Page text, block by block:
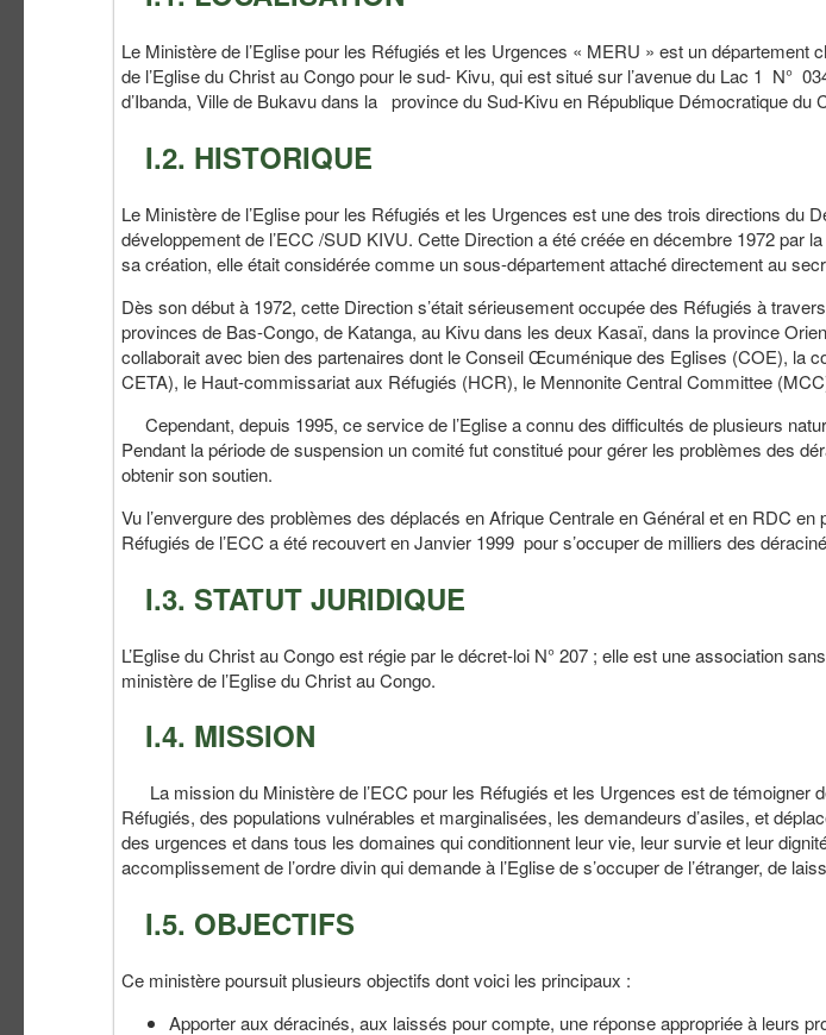
Le Ministère de l’Eglise pour les Réfugiés et les Urgences « MERU » est un département
de l’Eglise du Christ au Congo pour le sud- Kivu, qui est situé sur l’avenue du Lac 1 N°
d’Ibanda, Ville de Bukavu dans la province du Sud-Kivu en République Démocratique du
I.2. HISTORIQUE
Le Ministère de l’Eglise pour les Réfugiés et les Urgences est une des trois directions du
développement de l’ECC /SUD KIVU. Cette Direction a été créée en décembre 1972 par
sa création, elle était considérée comme un sous-département attaché directement au
Dès son début à 1972, cette Direction s’était sérieusement occupée des Réfugiés à
provinces de Bas-Congo, de Katanga, au Kivu dans les deux Kasaï, dans la province
collaborait avec bien des partenaires dont le Conseil Œcuménique des Eglises (COE), la
CETA), le Haut-commissariat aux Réfugiés (HCR), le Mennonite Central Committee
Cependant, depuis 1995, ce service de l’Eglise a connu des difficultés de plusieurs
Pendant la période de suspension un comité fut constitué pour gérer les problèmes des
obtenir son soutien.
Vu l’envergure des problèmes des déplacés en Afrique Centrale en Général et en RDC
Réfugiés de l’ECC a été recouvert en Janvier 1999 pour s’occuper de milliers des
I.3. STATUT JURIDIQUE
L’Eglise du Christ au Congo est régie par le décret-loi N° 207 ; elle est une association
ministère de l’Eglise du Christ au Congo.
I.4. MISSION
La mission du Ministère de l’ECC pour les Réfugiés et les Urgences est de témoigner
Réfugiés, des populations vulnérables et marginalisées, les demandeurs d’asiles, et
des urgences et dans tous les domaines qui conditionnent leur vie, leur survie et leur
accomplissement de l’ordre divin qui demande à l’Eglise de s’occuper de l’étranger, de
I.5. OBJECTIFS
Ce ministère poursuit plusieurs objectifs dont voici les principaux :
Apporter aux déracinés, aux laissés pour compte, une réponse appropriée à leurs